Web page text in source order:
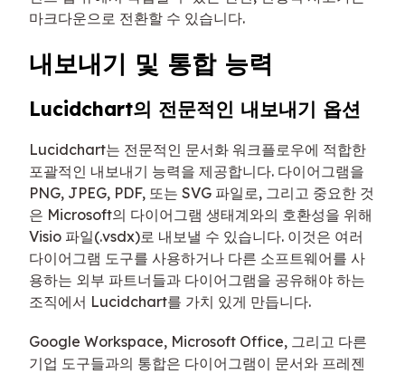
마크다운으로 전환할 수 있습니다.
내보내기 및 통합 능력
Lucidchart의 전문적인 내보내기 옵션
Lucidchart는 전문적인 문서화 워크플로우에 적합한
포괄적인 내보내기 능력을 제공합니다. 다이어그램을
PNG, JPEG, PDF, 또는 SVG 파일로, 그리고 중요한 것
은 Microsoft의 다이어그램 생태계와의 호환성을 위해
Visio 파일(.vsdx)로 내보낼 수 있습니다. 이것은 여러
다이어그램 도구를 사용하거나 다른 소프트웨어를 사
용하는 외부 파트너들과 다이어그램을 공유해야 하는
조직에서 Lucidchart를 가치 있게 만듭니다.
Google Workspace, Microsoft Office, 그리고 다른
기업 도구들과의 통합은 다이어그램이 문서와 프레젠